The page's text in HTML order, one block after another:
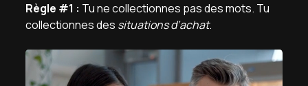
Règle #1 : Tu ne collectionnes pas des mots. Tu
collectionnes des situations d’achat.